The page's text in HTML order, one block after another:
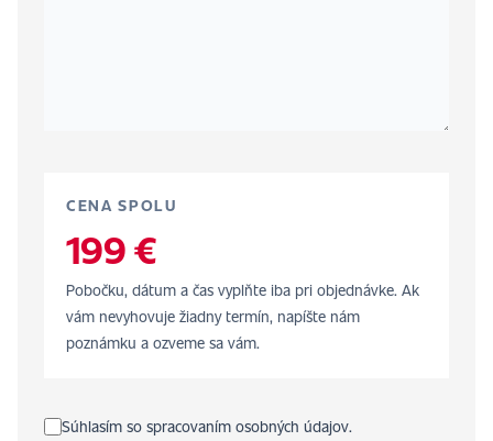
CENA SPOLU
199 €
Pobočku, dátum a čas vyplňte iba pri objednávke. Ak
vám nevyhovuje žiadny termín, napíšte nám
poznámku a ozveme sa vám.
Súhlasím so spracovaním osobných údajov.